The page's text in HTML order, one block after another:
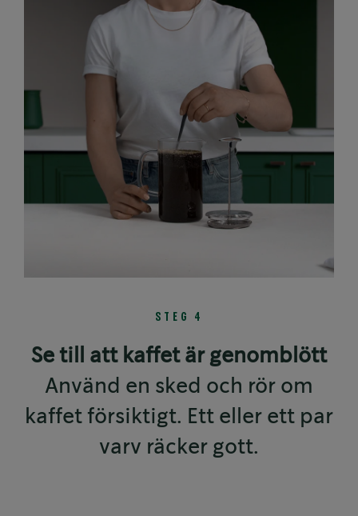
STEG 4
Se till att kaffet är genomblött
Använd en sked och rör om
kaffet försiktigt. Ett eller ett par
varv räcker gott.